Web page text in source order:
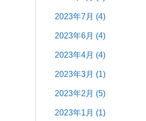
2023年7月 (4)
2023年6月 (4)
2023年4月 (4)
2023年3月 (1)
2023年2月 (5)
2023年1月 (1)